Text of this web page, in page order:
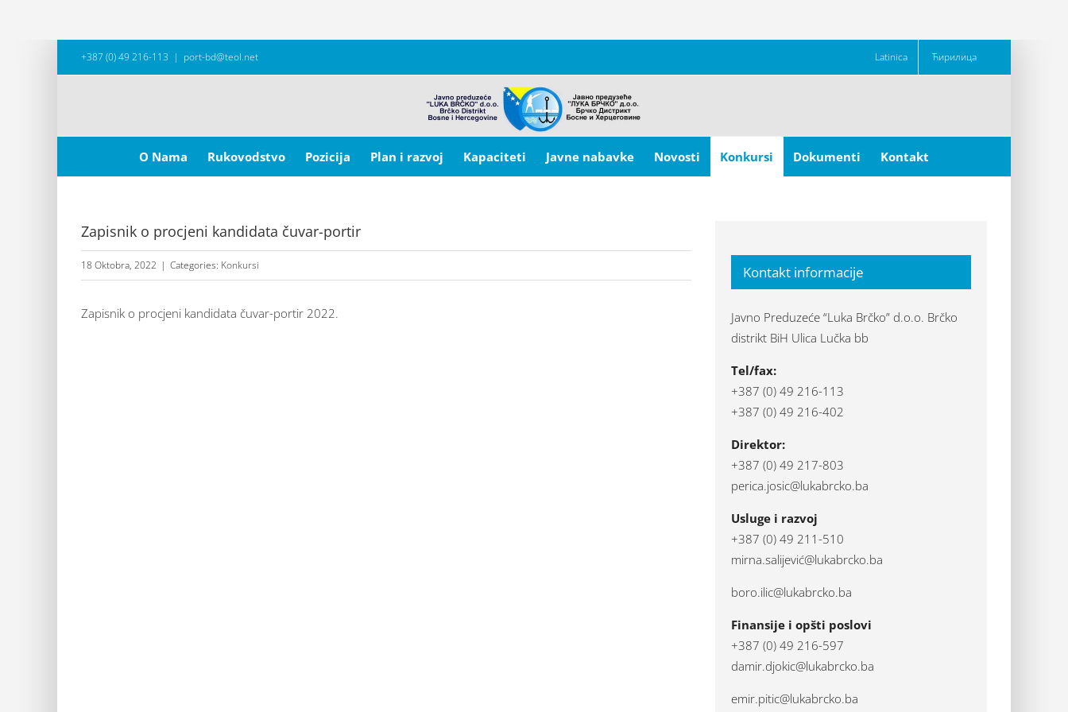
+387 (0) 49 216-113 | port-bd@teol.net Latinica Ћирилица
for:
O Nama
Rukovodstvo Pozicija Plan i razvoj Kapaciteti Javne nabavke Novosti Konkursi Dokumenti Kontakt
Zapisnik o procjeni kandidata čuvar-portir
18 Oktobra, 2022 | Categories: Konkursi
Zapisnik o procjeni kandidata čuvar-portir 2022.
Kontakt informacije
Javno Preduzeće “Luka Brčko” d.o.o. Brčko
distrikt BiH Ulica Lučka bb
Tel/fax:
+387 (0) 49 216-113
+387 (0) 49 216-402
Direktor:
+387 (0) 49 217-803
perica.josic@lukabrcko.ba
Usluge i razvoj
+387 (0) 49 211-510
mirna.salijević@lukabrcko.ba
boro.ilic@lukabrcko.ba
Finansije i opšti poslovi
+387 (0) 49 216-597
damir.djokic@lukabrcko.ba
emir.pitic@lukabrcko.ba